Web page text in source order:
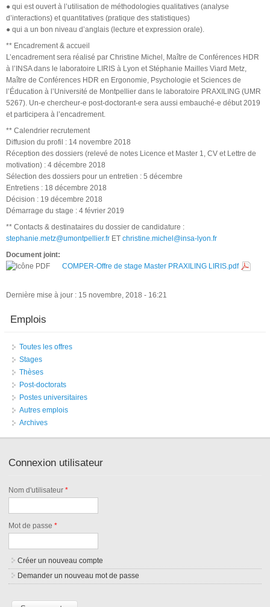
● qui est ouvert à l’utilisation de méthodologies qualitatives (analyse
d’interactions) et quantitatives (pratique des statistiques)
● qui a un bon niveau d’anglais (lecture et expression orale).
** Encadrement & accueil
L’encadrement sera réalisé par Christine Michel, Maître de Conférences HDR
à l’INSA dans le laboratoire LIRIS à Lyon et Stéphanie Mailles Viard Metz,
Maître de Conférences HDR en Ergonomie, Psychologie et Sciences de
l’Éducation à l’Université de Montpellier dans le laboratoire PRAXILING (UMR
5267). Un-e chercheur-e post-doctorant-e sera aussi embauché-e début 2019
et participera à l’encadrement.
** Calendrier recrutement
Diffusion du profil : 14 novembre 2018
Réception des dossiers (relevé de notes Licence et Master 1, CV et Lettre de
motivation) : 4 décembre 2018
Sélection des dossiers pour un entretien : 5 décembre
Entretiens : 18 décembre 2018
Décision : 19 décembre 2018
Démarrage du stage : 4 février 2019
** Contacts & destinataires du dossier de candidature :
stephanie.metz@umontpellier.fr ET christine.michel@insa-lyon.fr
Document joint:
COMPER-Offre de stage Master PRAXILING LIRIS.pdf
Dernière mise à jour : 15 novembre, 2018 - 16:21
Emplois
Toutes les offres
Stages
Thèses
Post-doctorats
Postes universitaires
Autres emplois
Archives
Connexion utilisateur
Nom d'utilisateur*
Mot de passe*
Créer un nouveau compte
Demander un nouveau mot de passe